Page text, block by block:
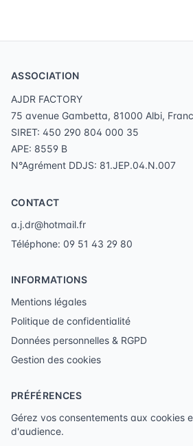
ASSOCIATION
AJDR FACTORY
75 avenue Gambetta, 81000 Albi,
SIRET: 450 290 804 000 35
APE: 8559 B
N°Agrément DDJS: 81.JEP.04.N.007
CONTACT
a.j.dr@hotmail.fr
Téléphone: 09 51 43 29 80
INFORMATIONS
Mentions légales
Politique de confidentialité
Données personnelles & RGPD
Gestion des cookies
PRÉFÉRENCES
Gérez vos consentements aux cookies
d'audience.